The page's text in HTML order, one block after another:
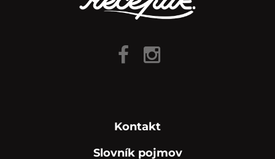
Kontakt
Slovník pojmov